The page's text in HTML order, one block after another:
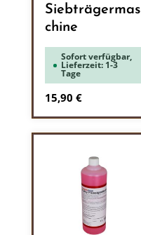
Siebträgermas
chine
Sofort verfügbar,
Lieferzeit: 1-3
Tage
Regulärer Preis:
15,90 €